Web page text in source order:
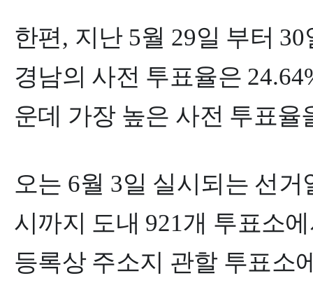
한편, 지난 5월 29일 부터 30
경남의 사전 투표율은
운데 가장 높은 사전 투표율
오는 6월 3일 실시되는 선
시까지 도내 921개 투표소
등록상 주소지 관할 투표소